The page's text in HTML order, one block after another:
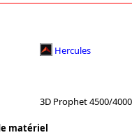
Hercules
3D Prophet 4500/
matériel